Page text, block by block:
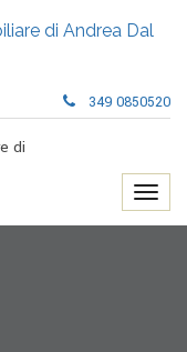
di Andrea Dal
349 0850520